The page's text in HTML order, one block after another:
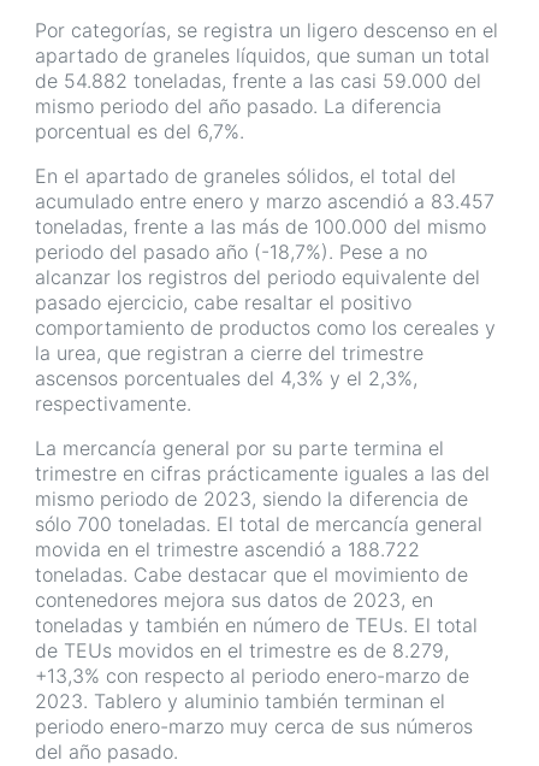
Por categorías, se registra un ligero descenso en el
apartado de graneles líquidos, que suman un total
de 54.882 toneladas, frente a las casi 59.000 del
mismo periodo del año pasado. La diferencia
porcentual es del 6,7%.
En el apartado de graneles sólidos, el total del
acumulado entre enero y marzo ascendió a 83.457
toneladas, frente a las más de 100.000 del mismo
periodo del pasado año (-18,7%). Pese a no
alcanzar los registros del periodo equivalente del
pasado ejercicio, cabe resaltar el positivo
comportamiento de productos como los cereales y
la urea, que registran a cierre del trimestre
ascensos porcentuales del 4,3% y el 2,3%,
respectivamente.
La mercancía general por su parte termina el
trimestre en cifras prácticamente iguales a las del
mismo periodo de 2023, siendo la diferencia de
sólo 700 toneladas. El total de mercancía general
movida en el trimestre ascendió a 188.722
toneladas. Cabe destacar que el movimiento de
contenedores mejora sus datos de 2023, en
toneladas y también en número de TEUs. El total
de TEUs movidos en el trimestre es de 8.279,
+13,3% con respecto al periodo enero-marzo de
2023. Tablero y aluminio también terminan el
periodo enero-marzo muy cerca de sus números
del año pasado.